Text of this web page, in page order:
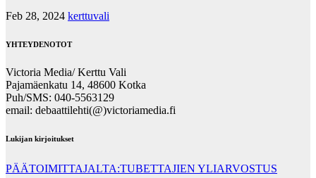
Feb 28, 2024 kerttuvali
YHTEYDENOTOT
Victoria Media/ Kerttu Vali
Pajamäenkatu 14, 48600 Kotka
Puh/SMS: 040-5563129
email: debaattilehti(@)victoriamedia.fi
Lukijan kirjoitukset
PÄÄTOIMITTAJALTA:TUBETTAJIEN YLIARVOSTUS